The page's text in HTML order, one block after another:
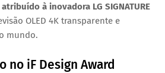
atribuído à inovadora LG SIGNATURE
OLED 4K transparente e
mundo.
no iF Design Award